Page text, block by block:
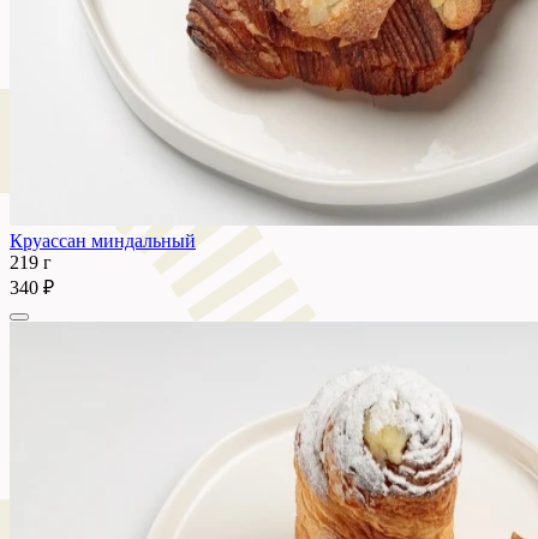
Круассан миндальный
219 г
340 ₽